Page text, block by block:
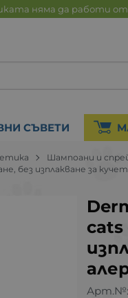
няма да работи
СЪВЕТИ
Шампоани и
без изплакване за
cats
Арт.№: